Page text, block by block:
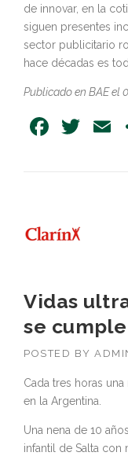
de innovar, en la
siguen presentes
sector publicitario
hace décadas es
Publicado en BAE el
Vidas
se
POSTED BY
Cada tres horas
en la Argentina.
Una nena de 10
infantil de Salta con